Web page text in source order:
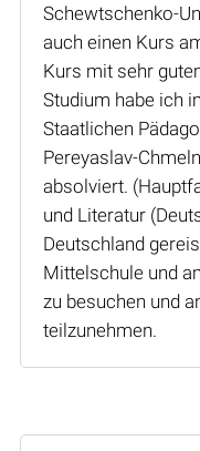
Schewtschenko-
auch einen Kurs
Kurs mit sehr
Studium habe ich
Staatlichen
Pereyaslav-
absolviert.
und Literatur
Deutschland
Mittelschule und
zu besuchen und
teilzunehmen.